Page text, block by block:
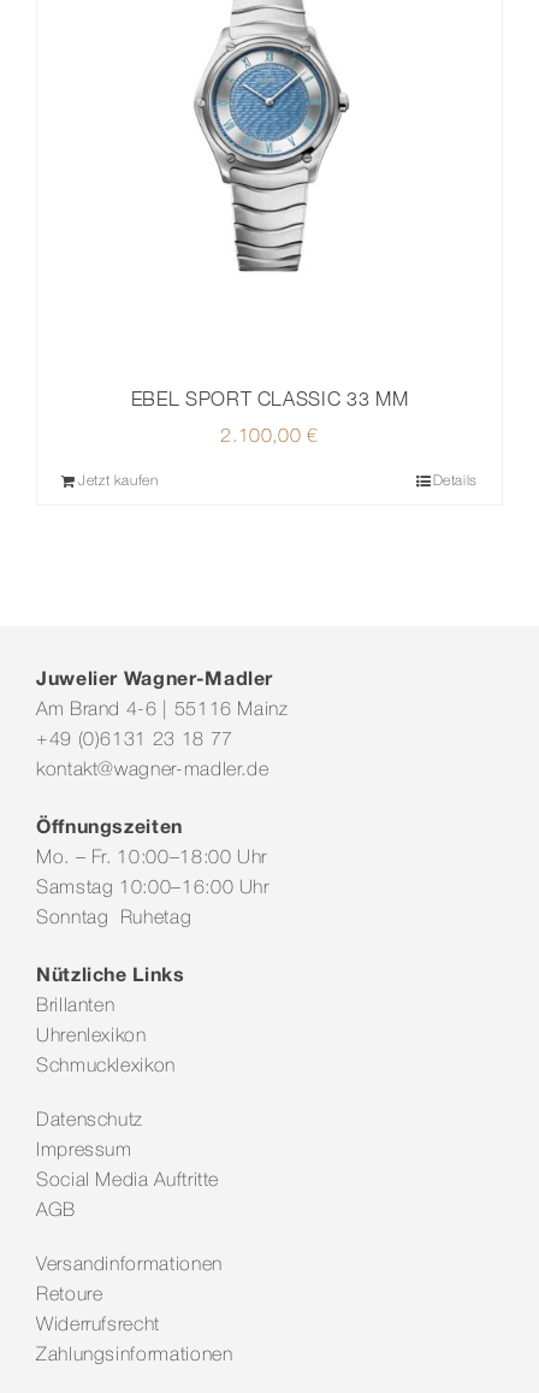
EBEL SPORT CLASSIC 33 MM
2.100,00€
Jetzt kaufen Details
Juwelier Wagner-Madler
Am Brand 4-6 | 55116 Mainz
+49 (0)6131 23 18 77
kontakt@wagner-madler.de
Öffnungszeiten
Mo. – Fr. 10:00–18:00 Uhr
Samstag 10:00–16:00 Uhr
Sonntag Ruhetag
Nützliche Links
Brillanten
Uhrenlexikon
Schmucklexikon
Datenschutz
Impressum
Social Media Auftritte
AGB
Versandinformationen
Retoure
Widerrufsrecht
Zahlungsinformationen